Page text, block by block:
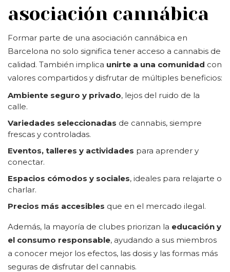
asociación cannábica
Formar parte de una asociación cannábica en
Barcelona no solo significa tener acceso a cannabis de
calidad. También implica unirte a una comunidad con
valores compartidos y disfrutar de múltiples beneficios:
Ambiente seguro y privado, lejos del ruido de la
calle.
Variedades seleccionadas de cannabis, siempre
frescas y controladas.
Eventos, talleres y actividades para aprender y
conectar.
Espacios cómodos y sociales, ideales para relajarte o
charlar.
Precios más accesibles que en el mercado ilegal.
Además, la mayoría de clubes priorizan la educación y
el consumo responsable, ayudando a sus miembros
a conocer mejor los efectos, las dosis y las formas más
seguras de disfrutar del cannabis.